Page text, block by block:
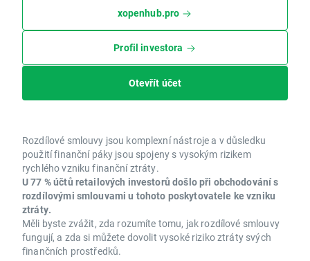
xopenhub.pro
Profil investora
Otevřít účet
Rozdílové smlouvy jsou komplexní nástroje a v důsledku
použití finanční páky jsou spojeny s vysokým rizikem
rychlého vzniku finanční ztráty.
U 77 % účtů retailových investorů došlo při obchodování s
rozdílovými smlouvami u tohoto poskytovatele ke vzniku
ztráty.
Měli byste zvážit, zda rozumíte tomu, jak rozdílové smlouvy
fungují, a zda si můžete dovolit vysoké riziko ztráty svých
finančních prostředků.